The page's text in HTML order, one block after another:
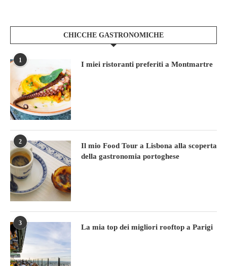
CHICCHE GASTRONOMICHE
1
I miei ristoranti preferiti a Montmartre
2
Il mio Food Tour a Lisbona alla scoperta
della gastronomia portoghese
3
La mia top dei migliori rooftop a Parigi